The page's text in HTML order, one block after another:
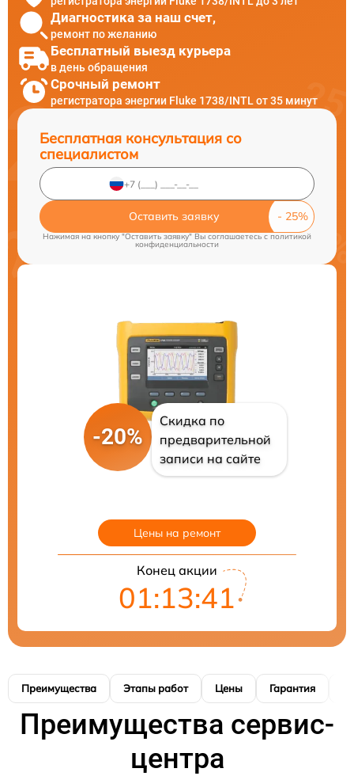
Диагностика за наш счет,
ремонт по желанию
Бесплатный выезд курьера
в день обращения
Срочный ремонт
регистратора энергии Fluke 1738/INTL от 35 минут
Бесплатная консультация со
специалистом
Оставить заявку
Нажимая на кнопку "Оставить заявку" Вы соглашаетесь cполитикой
конфиденциальности
-20%
Скидка по
предварительной
записи на сайте
Цены на ремонт
Конец акции
01:13:40
Преимущества Этапы работ Цены Гарантия
Преимущества сервис-
центра